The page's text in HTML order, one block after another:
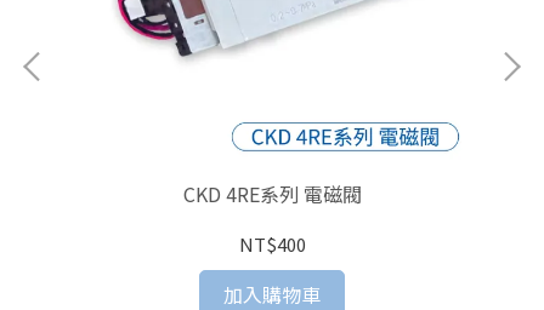
CKD 4RE系列 電磁閥
NT$400
加入購物車